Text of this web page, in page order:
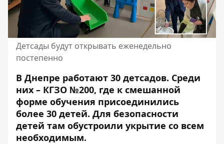
Детсады будут открывать еженедельно
постепенно
В Днепре работают 30 детсадов. Среди
них – КГЗО №200, где к смешанной
форме обучения присоединились
более 30 детей. Для безопасности
детей там обустроили укрытие со всем
необходимым.